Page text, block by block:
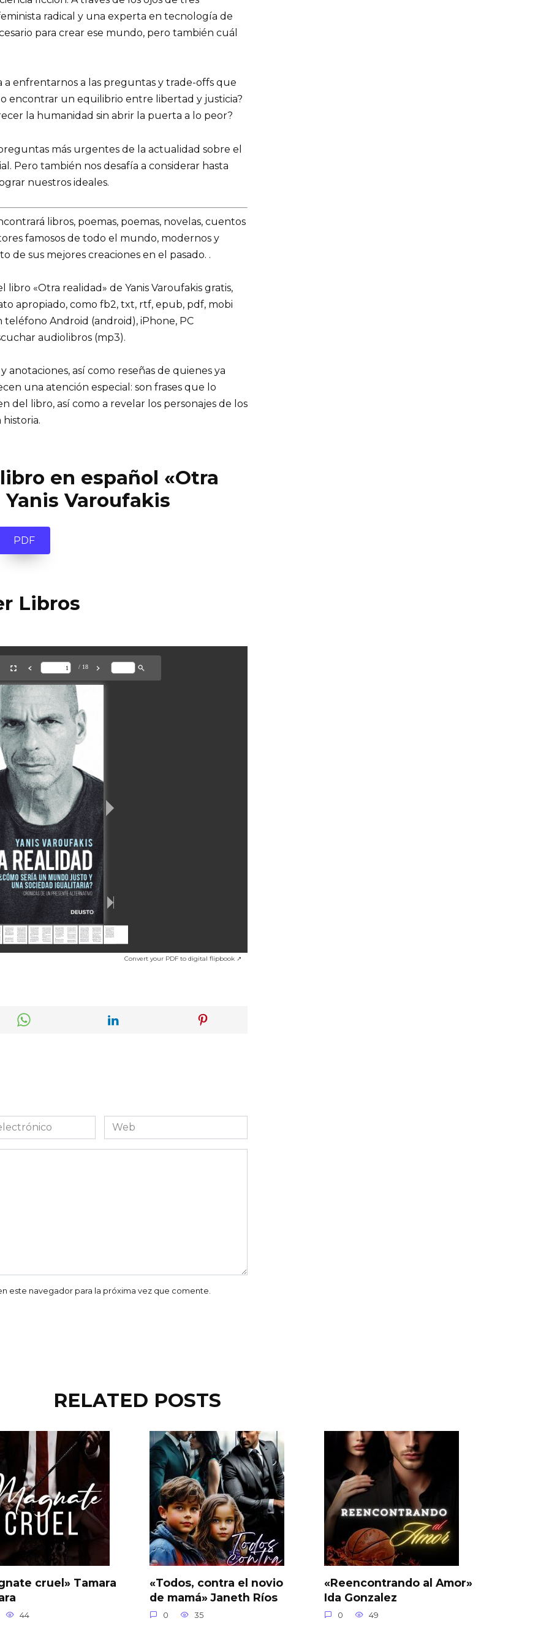
radical y una experta en tecnología de
para crear ese mundo, pero también cuál
a enfrentarnos a las preguntas y trade-offs que
encontrar un equilibrio entre libertad y justicia?
la humanidad sin abrir la puerta a lo peor?
más urgentes de la actualidad sobre el
Pero también nos desafía a considerar hasta
nuestros ideales.
libros, poemas, poemas, novelas, cuentos
famosos de todo el mundo, modernos y
sus mejores creaciones en el pasado. .
«Otra realidad» de Yanis Varoufakis gratis,
apropiado, como fb2, txt, rtf, epub, pdf, mobi
Android (android), iPhone, PC
audiolibros (mp3).
anotaciones, así como reseñas de quienes ya
una atención especial: son frases que lo
del libro, así como a revelar los personajes de los
en español «Otra
Varoufakis
PDF
Libros
Convert your PDF to digital flipbook ↗
Web
este navegador para la próxima vez que comente.
RELATED POSTS
cruel» Tamara
44
«Todos, contra el novio
de mamá» Janeth Ríos
0 35
«Reencontrando al Amor»
Ida Gonzalez
0 49